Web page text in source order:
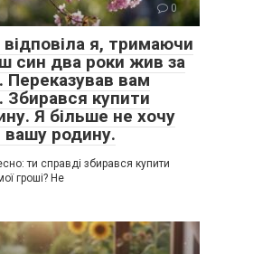
0
я, тримаючи
син два роки жив за
Переказував вам
Збирався купити
Я більше не хочу
вашу родину.
ти справді збирався купити
гроші? Не